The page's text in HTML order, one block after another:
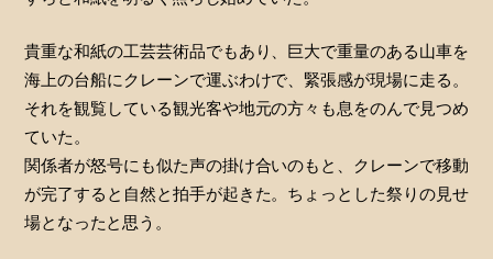
貴重な和紙の工芸芸術品でもあり、巨大で重量のある山車を
海上の台船にクレーンで運ぶわけで、緊張感が現場に走る。
それを観覧している観光客や地元の方々も息をのんで見つめ
ていた。
関係者が怒号にも似た声の掛け合いのもと、クレーンで移動
が完了すると自然と拍手が起きた。ちょっとした祭りの見せ
場となったと思う。